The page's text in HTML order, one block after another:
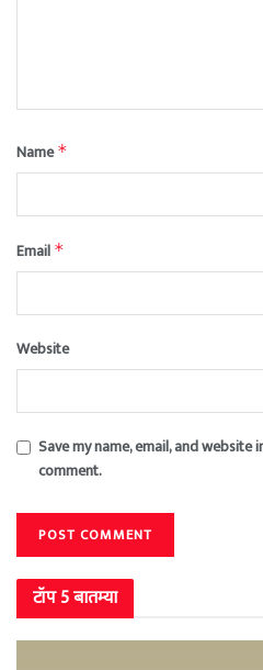
Name*
Email *
Website
Save my name, email, and
comment.
टॉप 5 बातम्या